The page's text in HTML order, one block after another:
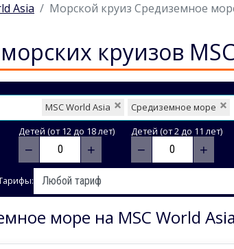
Asia Морской круиз Средиземное
круизов
Средиземное море
MSC World Asia
Детей (от 12 до 18 лет)
− +
Детей (от 2 до 11 лет)
− +
море на MSC World